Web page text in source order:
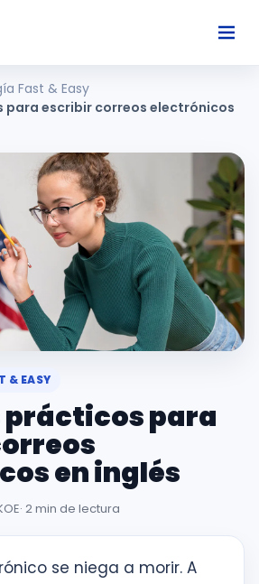
Fast & Easy
para escribir correos electrónicos
& EASY
prácticos para
en inglés
· 2 min de lectura
se niega a morir. A